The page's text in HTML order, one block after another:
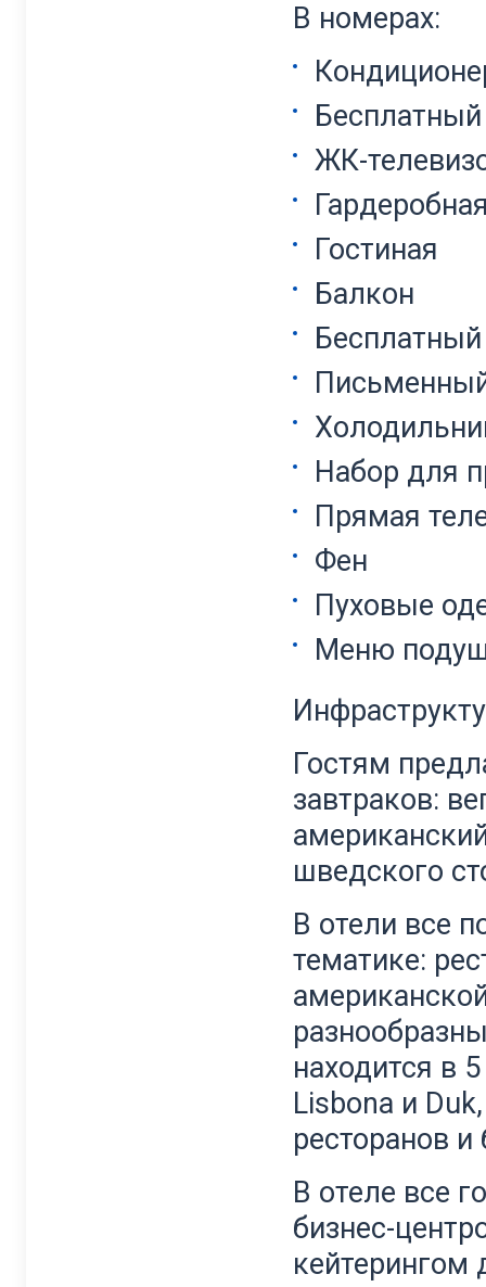
В номерах:
ЖК-
Гостиная
Балкон
Набор для
Прямая
Фен
Пуховые
Меню
Гостям
завтраков:
шведского
В отели все
тематике:
находится в
Lisbona и
ресторанов и
В отеле все
бизнес-
кейтерингом